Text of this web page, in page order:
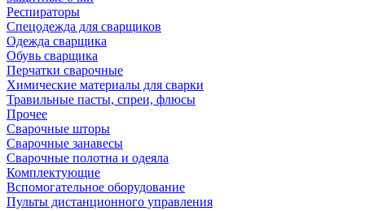
Респираторы
Спецодежда для сварщиков
Одежда сварщика
Обувь сварщика
Перчатки сварочные
Химические материалы для сварки
Травильные пасты, спреи, флюсы
Прочее
Сварочные шторы
Сварочные занавесы
Сварочные полотна и одеяла
Комплектующие
Вспомогательное оборудование
Пульты дистанционного управления